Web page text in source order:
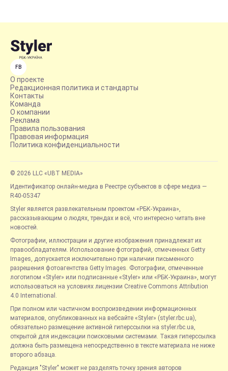
FB
О проекте
Редакционная политика и стандарты
Контакты
Команда
О компании
Реклама
Правила пользования
Правовая информация
Политика конфиденциальности
© 2026 LLC «UBT MEDIA»
Идентификатор онлайн-медиа в Реестре субъектов в сфере медиа —
R40-05347
Styler является развлекательным проектом «РБК-Украина»,
рассказывающим о людях, трендах и всё, что интересно читать вне
новостей.
Фотографии, иллюстрации и другие изображения принадлежат их
правообладателям. Использование фотографий, отмеченных Getty
Images, допускается исключительно при наличии письменного
разрешения фотоагентства Getty Images. Фотографии, отмеченные
логотипом «Styler» или подписанные «Styler» или «РБК-Украина», могут
использоваться на условиях лицензии Creative Commons Attribution
4.0 International.
При полном или частичном воспроизведении информационных
материалов, опубликованных на вебсайте «Styler» (styler.rbc.ua),
обязательно размещение активной гиперссылки на styler.rbc.ua,
открытой для индексации поисковыми системами. Такая гиперссылка
должна быть размещена непосредственно в тексте материала не ниже
второго абзаца.
Редакция "Styler" может не разделять точку зрения авторов